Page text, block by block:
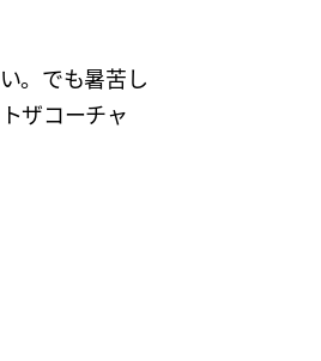
。でも暑苦し
ザコーチャ